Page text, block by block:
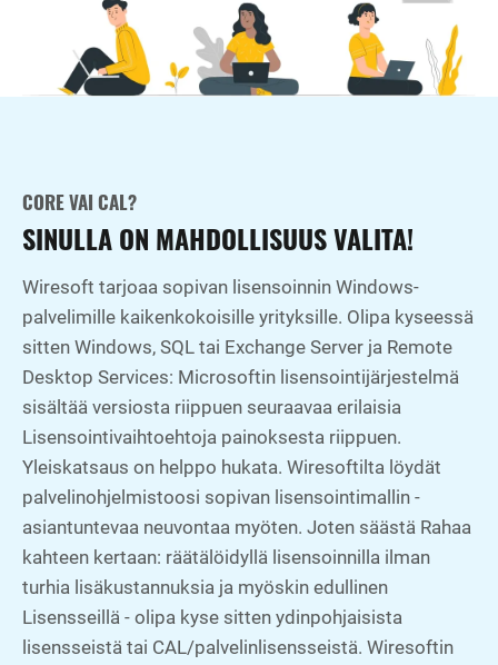
CORE VAI CAL?
SINULLA ON MAHDOLLISUUS VALITA!
Wiresoft tarjoaa sopivan lisensoinnin Windows-
palvelimille kaikenkokoisille yrityksille. Olipa kyseessä
sitten Windows, SQL tai Exchange Server ja Remote
Desktop Services: Microsoftin lisensointijärjestelmä
sisältää versiosta riippuen seuraavaa erilaisia
Lisensointivaihtoehtoja painoksesta riippuen.
Yleiskatsaus on helppo hukata. Wiresoftilta löydät
palvelinohjelmistoosi sopivan lisensointimallin -
asiantuntevaa neuvontaa myöten. Joten säästä Rahaa
kahteen kertaan: räätälöidyllä lisensoinnilla ilman
turhia lisäkustannuksia ja myöskin edullinen
Lisensseillä - olipa kyse sitten ydinpohjaisista
lisensseistä tai CAL/palvelinlisensseistä. Wiresoftin